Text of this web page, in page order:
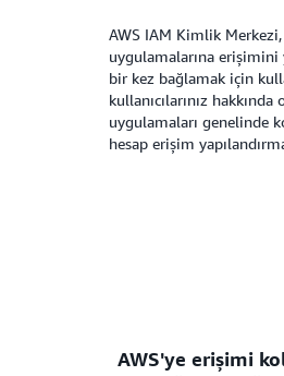
AWS IAM Kimlik
uygulamalarına
bir kez bağlamak için
kullanıcılarınız
uygulamaları genelinde
hesap erişim
AWS'ye erişimi